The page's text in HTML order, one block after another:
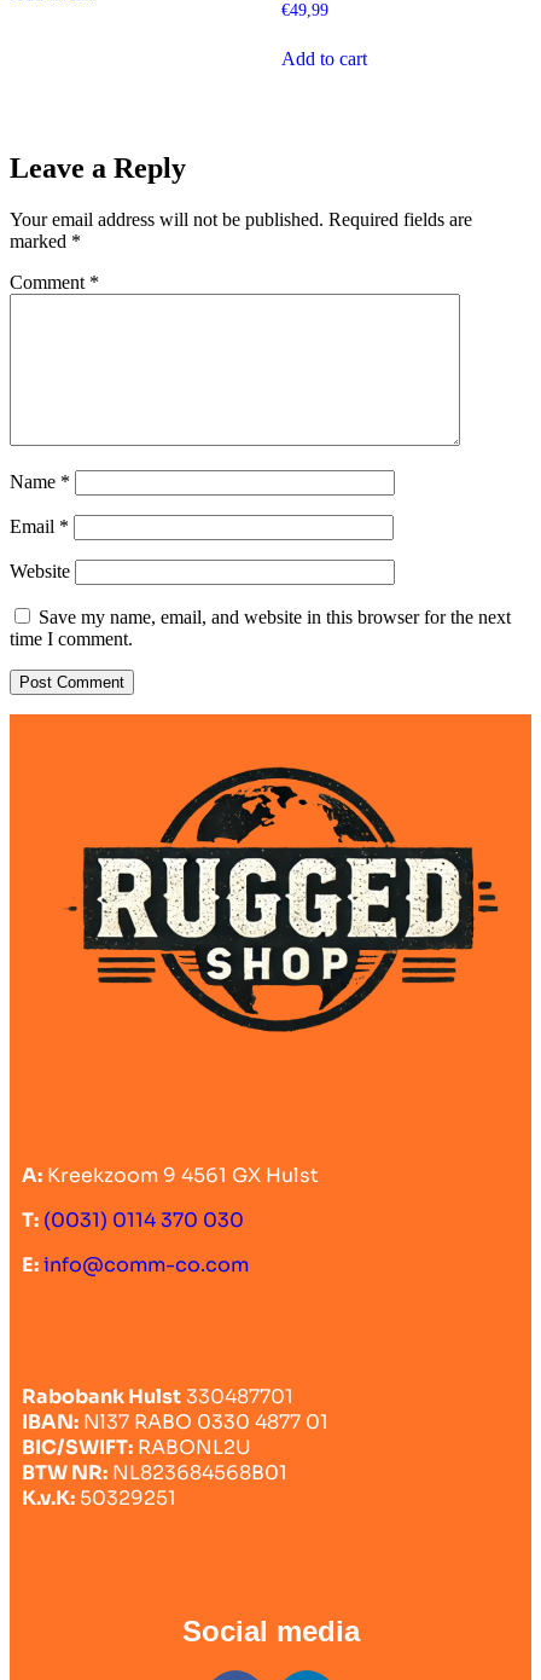
€49,99
Add to cart
Leave a Reply
Your email address will not be published. Required fields are
marked *
Comment *
Name *
Email *
Website
Save my name, email, and website in this browser for the next
time I comment.
A: Kreekzoom 9 4561 GX Hulst
T: (0031) 0114 370 030
E:info@comm-co.com
Rabobank Hulst330487701
IBAN: Nl37 RABO 0330 4877 01
BIC/SWIFT: RABONL2U
BTW NR: NL823684568B01
K.v.K: 50329251
Social media